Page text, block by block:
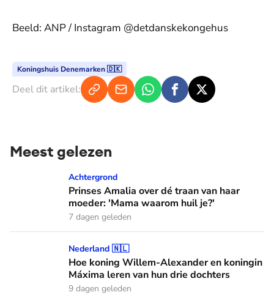
Beeld: ANP / Instagram @detdanskekongehus
Koningshuis Denemarken 🇩🇰
Deel dit artikel:
Meest gelezen
Prinses Amalia over dé traan van haar moeder: 'Mama
Achtergrond
Prinses Amalia over dé traan van haar
moeder: 'Mama waarom huil je?'
7 dagen geleden
Hoe koning Willem-Alexander en koningin Máxima leren
Nederland 🇳🇱
Hoe koning Willem-Alexander en koningin
Máxima leren van hun drie dochters
9 dagen geleden